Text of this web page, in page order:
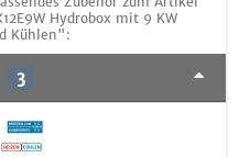
Hydrobox mit 9 KW
Kühlen":
3